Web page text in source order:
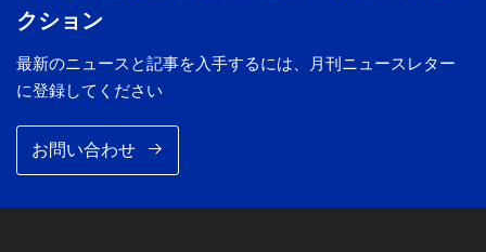
クション
最新のニュースと記事を入手するには、月刊ニュースレター
に登録してください
お問い合わせ